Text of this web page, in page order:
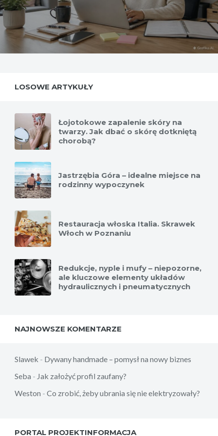
LOSOWE ARTYKUŁY
Łojotokowe zapalenie skóry na
twarzy. Jak dbać o skórę dotkniętą
chorobą?
Jastrzębia Góra – idealne miejsce na
rodzinny wypoczynek
Restauracja włoska Italia. Skrawek
Włoch w Poznaniu
Redukcje, nyple i mufy – niepozorne,
ale kluczowe elementy układów
hydraulicznych i pneumatycznych
NAJNOWSZE KOMENTARZE
Slawek - Dywany handmade – pomysł na nowy biznes
Seba - Jak założyć profil zaufany?
Weston - Co zrobić, żeby ubrania się nie elektryzowały?
PORTAL PROJEKTINFORMACJA